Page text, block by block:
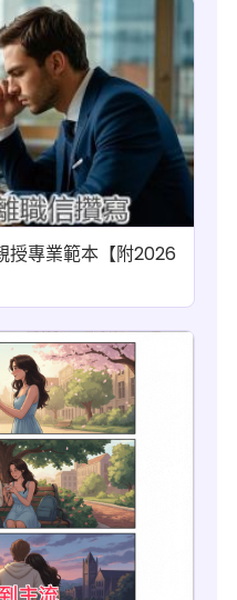
授專業範本【附2026